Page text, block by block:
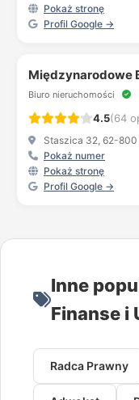
Pokaż stronę
Profil Google →
Międzynarodowe
Biuro nieruchomości
4.5(64
Staszica 32, 62-800
Pokaż numer
Pokaż stronę
Profil Google →
Inne
Finanse i
Radca Prawny